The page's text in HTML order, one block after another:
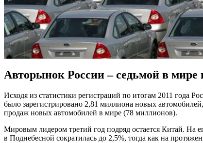
Авторынок России – седьмой в мире
Исходя из статистики регистраций по итогам 2011 года
было зарегистрировано 2,81 миллиона новых
продаж новых автомобилей в мире (78 миллионов).
Мировым лидером третий год подряд остается Китай. На
в Поднебесной сократилась до 2,5%, тогда как на